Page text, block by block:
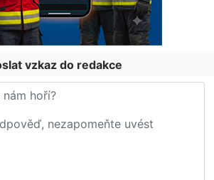
vzkaz do redakce